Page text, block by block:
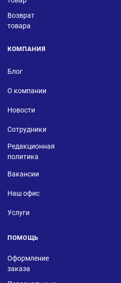
Возврат
товара
КОМПАНИЯ
Блог
О компании
Новости
Сотрудники
Редакционная
политика
Вакансии
Наш офис
Услуги
ПОМОЩЬ
Оформление
заказа